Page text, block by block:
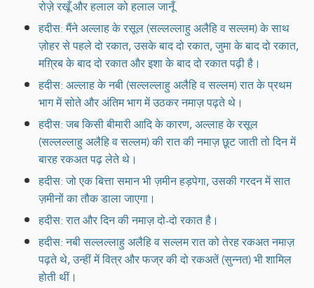
रोज़े रखूँ और हलाल को हलाल जानूँ
हदीस: मैंने अल्लाह के रसूल (सल्लल्लाहु अलैहि व सल्लम) के साथ
ज़ोहर से पहले दो रकात, उसके बाद दो रकात, जुमा के बाद दो रकात,
मग़्रिब के बाद दो रकात और इशा के बाद दो रकात पढ़ी है।
हदीस: अल्लाह के नबी (सल्लल्लाहु अलैहि व सल्लम) रात के प्रथम
भाग में सोते और अंतिम भाग में उठकर नमाज़ पढ़ते थे।
हदीस: जब किसी बीमारी आदि के कारण, अल्लाह के रसूल
(सल्लल्लाहु अलैहि व सल्लम) की रात की नमाज़ छूट जाती तो दिन में
बारह रकअत पढ़ लेते थे।
हदीस: जो एक बित्ता समान भी ज़मीन हड़पेगा, उसकी गरदन में सात
ज़मीनों का तौक डाला जाएगा।
हदीस: रात और दिन की नमाज़ दो-दो रकात है।
हदीस: नबी सल्लल्लाहु अलैहि व सल्लम रात को तेरह रकअत नमाज़
पढ़ते थे, उन्हीं में वित्र और फज्र की दो रकअतें (सुन्नत) भी शामिल
होती थीं।